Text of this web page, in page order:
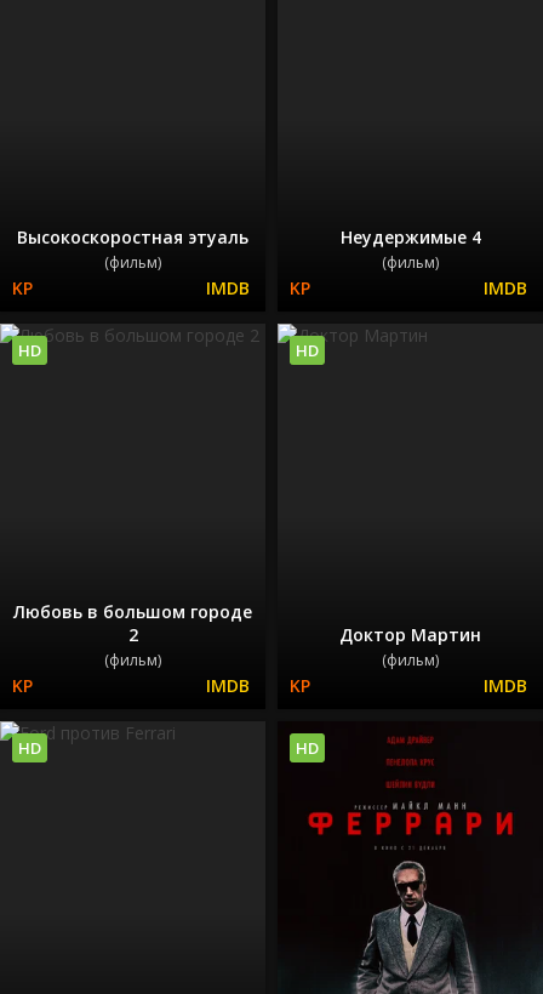
Высокоскоростная этуаль
(фильм)
Неудержимые 4
(фильм)
Любовь в большом городе
2
(фильм)
HD
Доктор Мартин
(фильм)
HD
HD HD